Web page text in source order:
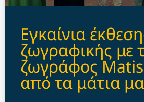
Εγκαίνια
ζωγραφικής με
ζωγράφος
από τα μάτια